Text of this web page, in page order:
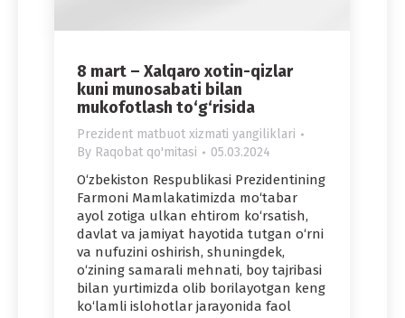
8 mart – Xalqaro xotin-qizlar
kuni munosabati bilan
mukofotlash to‘g‘risida
Prezident matbuot xizmati yangiliklari
By Raqobat qo'mitasi 05.03.2024
O‘zbekiston Respublikasi Prezidentining
Farmoni Mamlakatimizda mo‘tabar
ayol zotiga ulkan ehtirom ko‘rsatish,
davlat va jamiyat hayotida tutgan o‘rni
va nufuzini oshirish, shuningdek,
o‘zining samarali mehnati, boy tajribasi
bilan yurtimizda olib borilayotgan keng
ko‘lamli islohotlar jarayonida faol